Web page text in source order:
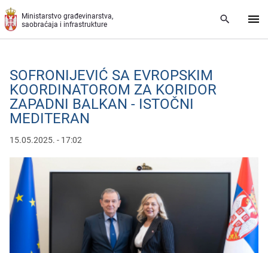
Preskoči na glavni deo sadržaja
Ministarstvo građevinarstva,
saobraćaja i infrastrukture
SOFRONIJEVIĆ SA EVROPSKIM
KOORDINATOROM ZA KORIDOR
ZAPADNI BALKAN - ISTOČNI
MEDITERAN
15.05.2025. - 17:02